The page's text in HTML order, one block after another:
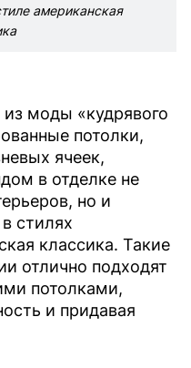
американская
моды «кудрявого
потолки,
ячеек,
в отделке не
но и
стилях
классика. Такие
отлично подходят
потолками,
и придавая